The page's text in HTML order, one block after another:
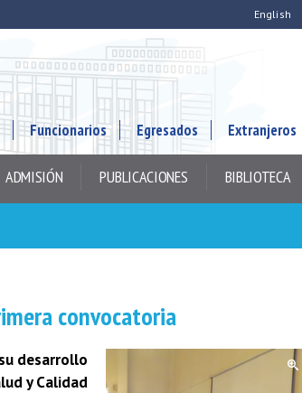
English
Funcionarios Egresados Extranjeros
ADMISIÓN PUBLICACIONES BIBLIOTECA
convocatoria
desarrollo
y Calidad